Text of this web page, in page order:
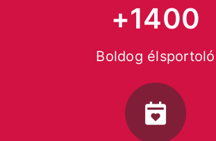
+1400
Boldog élsportoló